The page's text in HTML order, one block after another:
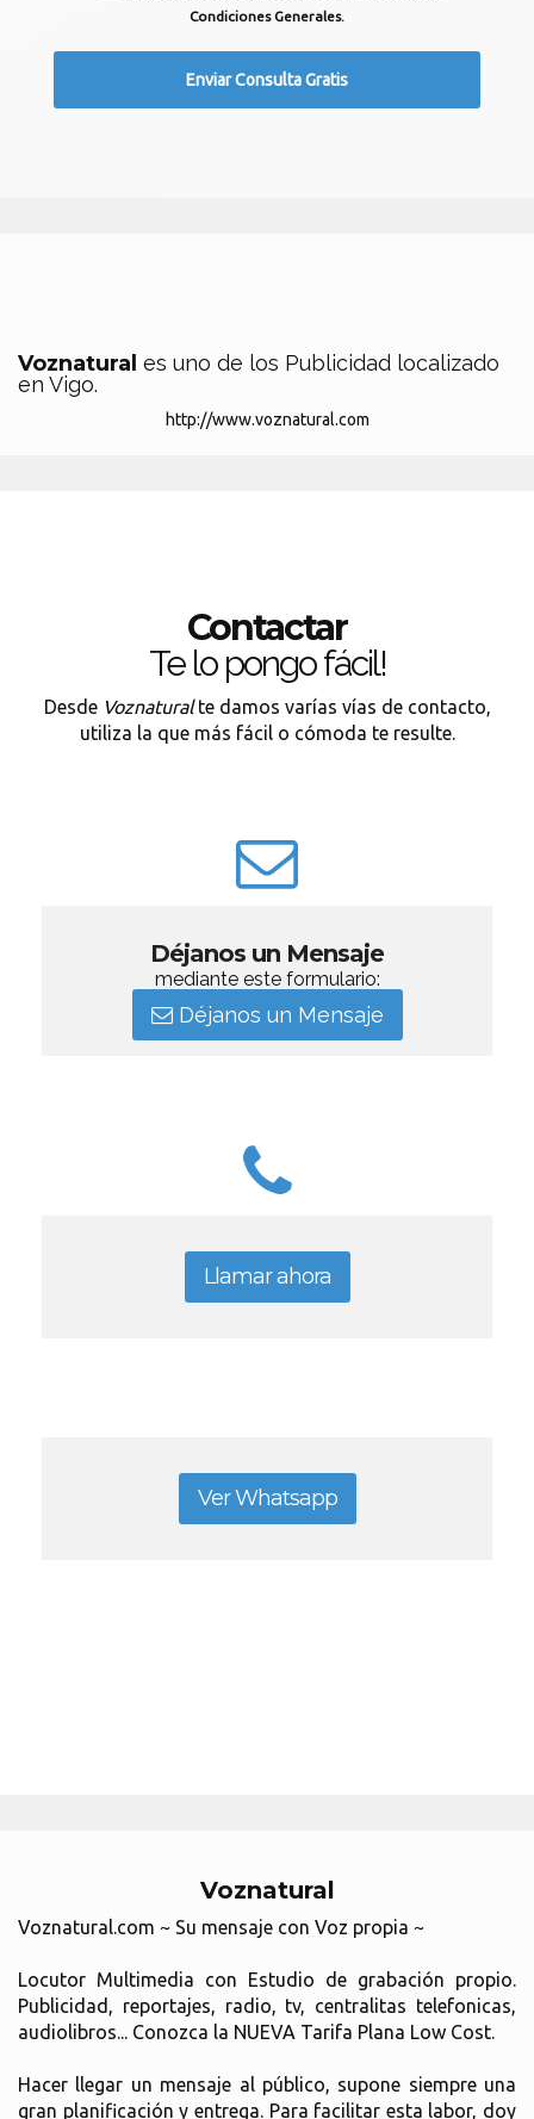
Condiciones Generales.
Voznatural es uno de los Publicidad localizado
en Vigo.
http://www.voznatural.com
Contactar
Te lo pongo fácil!
Desde Voznaturalte damos varías vías de contacto,
utiliza la que más fácil o cómoda te resulte.
Déjanos un Mensaje
mediante este formulario:
Déjanos un Mensaje
Llamar ahora
Ver Whatsapp
Voznatural
Voznatural.com ~ Su mensaje con Voz propia ~
Locutor Multimedia con Estudio de grabación propio.
Publicidad, reportajes, radio, tv, centralitas telefonicas,
audiolibros... Conozca la NUEVA Tarifa Plana Low Cost.
Hacer llegar un mensaje al público, supone siempre una
gran planificación y entrega. Para facilitar esta labor, doy